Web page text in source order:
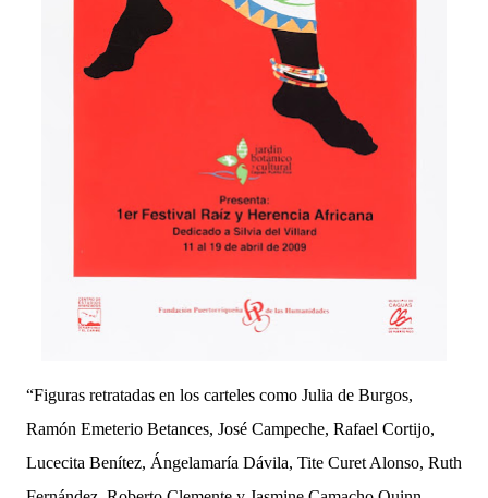
“Figuras retratadas en los carteles como Julia de Burgos,
Ramón Emeterio Betances, José Campeche, Rafael Cortijo,
Lucecita Benítez, Ángelamaría Dávila, Tite Curet Alonso, Ruth